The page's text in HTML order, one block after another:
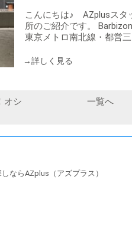
こんにちは♪ AZplusスタ
所のご紹介です。
東京メトロ南北線・都営
オシ
一覧へ
ならAZplus（アズプラス）